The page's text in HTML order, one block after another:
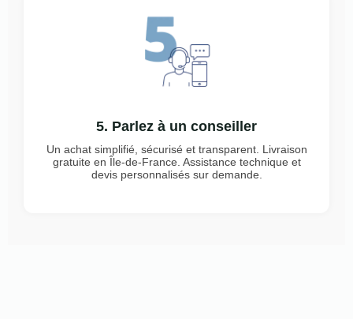
5. Parlez à un conseiller
Un achat simplifié, sécurisé et transparent. Livraison
gratuite en Île-de-France. Assistance technique et
devis personnalisés sur demande.